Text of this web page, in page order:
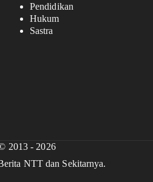
Pendidikan
Hukum
Sastra
2013 - 2026
NTT dan Sekitarnya.